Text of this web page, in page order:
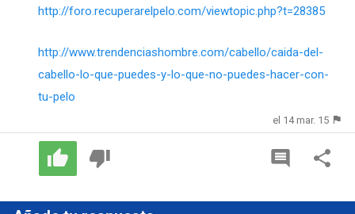
http://foro.recuperarelpelo.com/viewtopic.php?t=28385
http://www.trendenciashombre.com/cabello/caida-del-
cabello-lo-que-puedes-y-lo-que-no-puedes-hacer-con-
tu-pelo
el 14 mar. 15